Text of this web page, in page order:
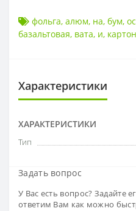
фольга, алюм, на, бум,
базальтовая, вата, и, картон
Характеристики
ХАРАКТЕРИСТИКИ
Тип
Задать вопрос
У Вас есть вопрос? Задайте
ответим Вам как можно